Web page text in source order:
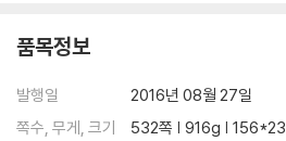
품목정보
발행일
2016년 08월 27일
쪽수, 무게, 크기
532쪽 | 916g |